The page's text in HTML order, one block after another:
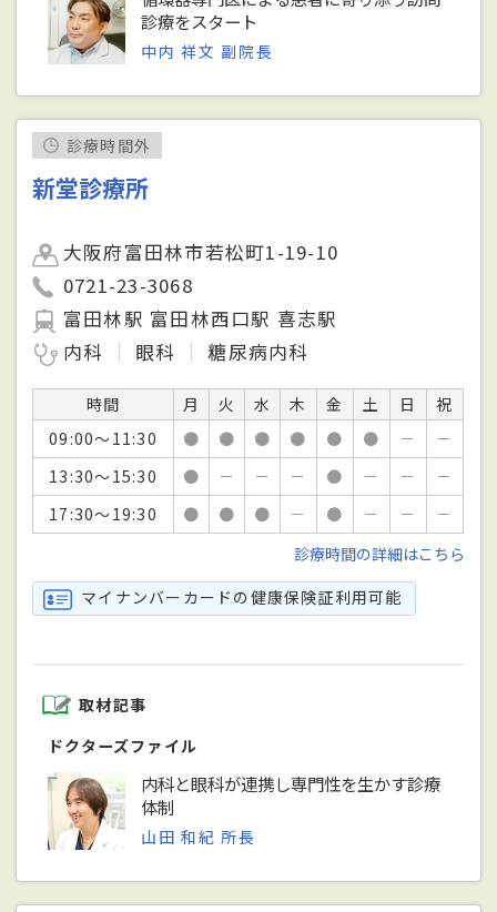
診療をスタート
中内 祥文 副院長
診療時間外
新堂診療所
大阪府富田林市若松町1-19-10
0721-23-3068
富田林駅 富田林西口駅 喜志駅
内科
眼科 糖尿病内科
時間 月 火 水 木 金 土 日
祝
09:00～11:30
● ● ● ● ● ● －
－
13:30～15:30
● － － － ● － －
－
17:30～19:30
● ● ● － ● － －
－
診療時間の詳細はこちら
マイナンバーカードの健康保険証利用可能
取材記事
ドクターズファイル
内科と眼科が連携し専門性を生かす診療
体制
山田 和紀 所長